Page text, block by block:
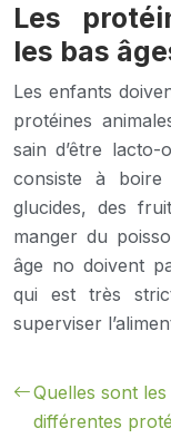
Les
les bas
Les enfants
protéines
sain d’être
consiste à boire
glucides, des
manger du
âge no doivent
qui est très
superviser
Quelles sont les
différentes